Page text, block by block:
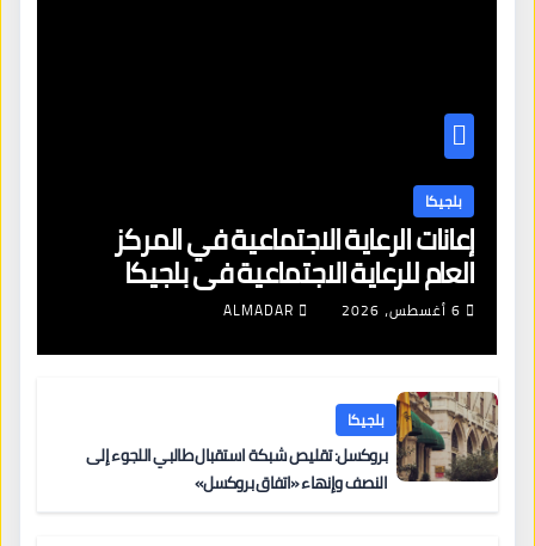
بلجيكا
إعانات الرعاية الاجتماعية في المركز
العام للرعاية الاجتماعية في بلجيكا
6 أغسطس، 2026 ALMADAR
بلجيكا
بروكسل: تقليص شبكة استقبال طالبي اللجوء إلى
النصف وإنهاء «اتفاق بروكسل»